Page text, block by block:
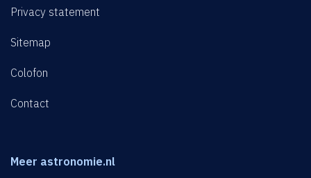
Privacy statement
Sitemap
Colofon
Contact
Meer astronomie.nl